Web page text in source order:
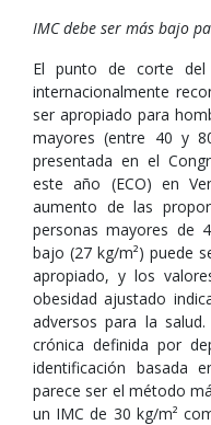
IMC debe ser más bajo
El punto de corte del
internacionalmente
ser apropiado para
mayores (entre 40 y
presentada en el
este año (ECO) en
aumento de las
personas mayores de
bajo (27 kg/m²) puede
apropiado, y los
obesidad ajustado
adversos para la
crónica definida por
identificación basada
parece ser el método
un IMC de 30 kg/m²